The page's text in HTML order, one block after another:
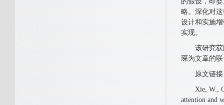
略。深化对
设计和实施
实现。
该研究获国
琛为文章的
原文链接
Xie, W.,
attention and